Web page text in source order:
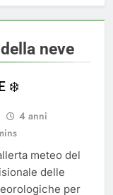
–
DIVIETO
Situazione
n. 7
Più ricicli, più
neve
❄️
4 anni
meteo del
delle
per